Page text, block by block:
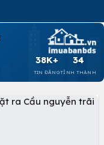
38K+
TIN ĐĂNG
34
TỈNH THÀNH